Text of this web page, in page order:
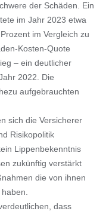
der Schäden. Ein
im Jahr 2023 etwa
im Vergleich zu
Kosten-Quote
– ein deutlicher
2022. Die
aufgebrauchten
sich die Versicherer
Risikopolitik
Lippenbekenntnis
zukünftig verstärkt
die von ihnen
dass